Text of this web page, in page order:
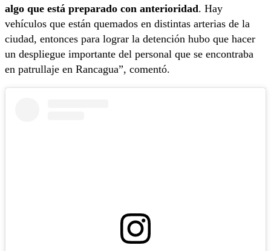
algo que está preparado con anterioridad. Hay
vehículos que están quemados en distintas arterias de la
ciudad, entonces para lograr la detención hubo que hacer
un despliegue importante del personal que se encontraba
en patrullaje en Rancagua”, comentó.